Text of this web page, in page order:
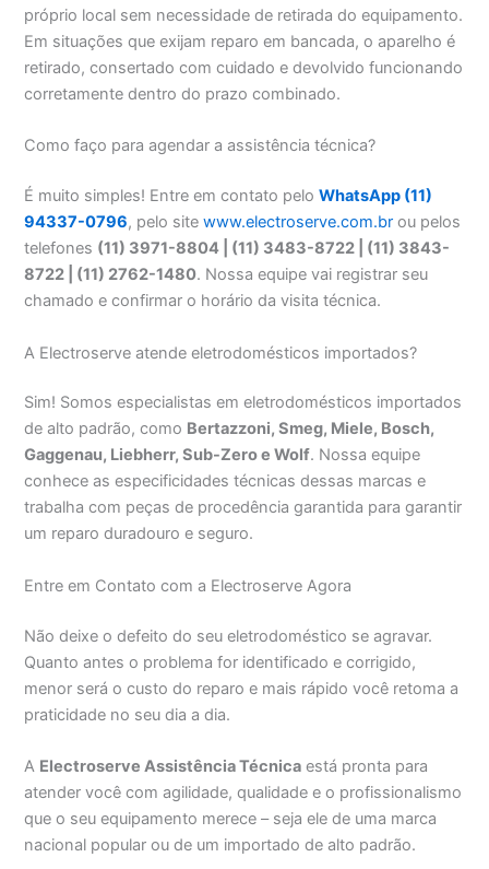
próprio local sem necessidade de retirada do equipamento.
Em situações que exijam reparo em bancada, o aparelho é
retirado, consertado com cuidado e devolvido funcionando
corretamente dentro do prazo combinado.
Como faço para agendar a assistência técnica?
É muito simples! Entre em contato peloWhatsApp (11)
94337-0796, pelo sitewww.electroserve.com.br ou pelos
telefones (11) 3971-8804 | (11) 3483-8722 | (11) 3843-
8722 | (11) 2762-1480. Nossa equipe vai registrar seu
chamado e confirmar o horário da visita técnica.
A Electroserve atende eletrodomésticos importados?
Sim! Somos especialistas em eletrodomésticos importados
de alto padrão, como Bertazzoni, Smeg, Miele, Bosch,
Gaggenau, Liebherr, Sub-Zero e Wolf. Nossa equipe
conhece as especificidades técnicas dessas marcas e
trabalha com peças de procedência garantida para garantir
um reparo duradouro e seguro.
Entre em Contato com a Electroserve Agora
Não deixe o defeito do seu eletrodoméstico se agravar.
Quanto antes o problema for identificado e corrigido,
menor será o custo do reparo e mais rápido você retoma a
praticidade no seu dia a dia.
A Electroserve Assistência Técnica está pronta para
atender você com agilidade, qualidade e o profissionalismo
que o seu equipamento merece – seja ele de uma marca
nacional popular ou de um importado de alto padrão.